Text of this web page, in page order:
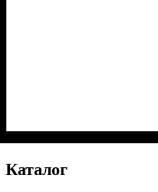
вінілові шпалери на
паперовій основі, для
Каталог